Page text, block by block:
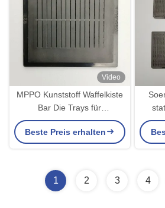
Video
MPPO Kunststoff Waffelkiste
Bar Die Trays für
elektronische Micro Bar
Beste Preis erhalten
1 2 3 4